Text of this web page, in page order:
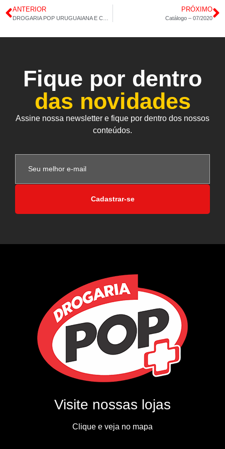
ANTERIOR PRÓXIMO
Catálogo – 07/2020
Fique por dentro
das novidades
Assine nossa newsletter e fique por dentro dos nossos
conteúdos.
Cadastrar-se
Visite nossas lojas
Clique e veja no mapa